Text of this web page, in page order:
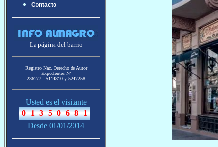
Contacto
La página del barrio
Registro Nac. Derecho de Autor
Expedientes Nª
236277 - 5114810 y 5247258
Usted es el visitante
Desde 01/01/2014